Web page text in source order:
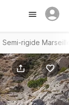
Semi-rigide